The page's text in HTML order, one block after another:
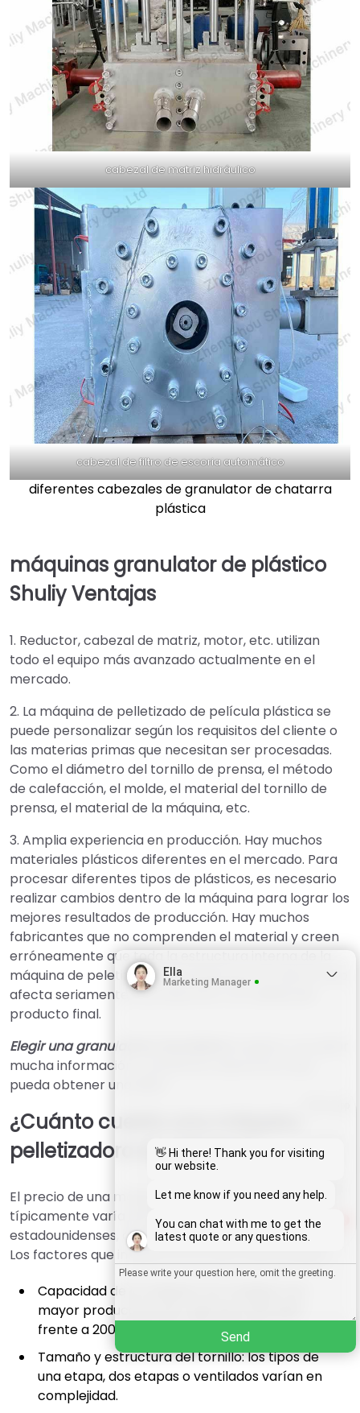
cabezal de matriz hidráulico
cabezal de filtro de escoria automático
diferentes cabezales de granulator de chatarra
plástica
máquinas granulator de plástico
ShuliyVentajas
1. Reductor, cabezal de matriz, motor, etc. utilizan
todo el equipo más avanzado actualmente en el
mercado.
2. La máquina de pelletizado de película plástica se
puede personalizar según los requisitos del cliente o
las materias primas que necesitan ser procesadas.
Como el diámetro del tornillo de prensa, el método
de calefacción, el molde, el material del tornillo de
prensa, el material de la máquina, etc.
3. Amplia experiencia en producción. Hay muchos
materiales plásticos diferentes en el mercado. Para
procesar diferentes tipos de plásticos, es necesario
realizar cambios dentro de la máquina para lograr los
mejores resultados de producción. Hay muchos
fabricantes que no comprenden el material y creen
erróneamente que toda la estructura interna de la
máquina de peletización de plástico es la misma. Esto
afecta seriamente la producción y la calidad del
producto final.
Elegir una granuladora de plástico
mucha información y paciencia; esperamos que
pueda obtener una ideal.
¿Cuánto cuesta una máquina
pelletizadora de plástico?
El precio de una máquina de peletizado de plástico
típicamente varía de 8,000 a 50,000 dólares
estadounidenses, dependiendo de la configuración.
Los factores que influyen en el costo final incluyen:
Capacidad de la máquina: los modelos con
mayor producción (por ejemplo, 500 kg/h
frente a 200 kg/h) son más costosos.
Tamaño y estructura del tornillo: los tipos de
una etapa, dos etapas o ventilados varían en
complejidad.
Wechat
Chat
Ella
Marketing Manager
👋 Hi there! Thank you for visiting
our website.
Let me know if you need any help.
You can chat with me to get the
latest quote or any questions.
Send